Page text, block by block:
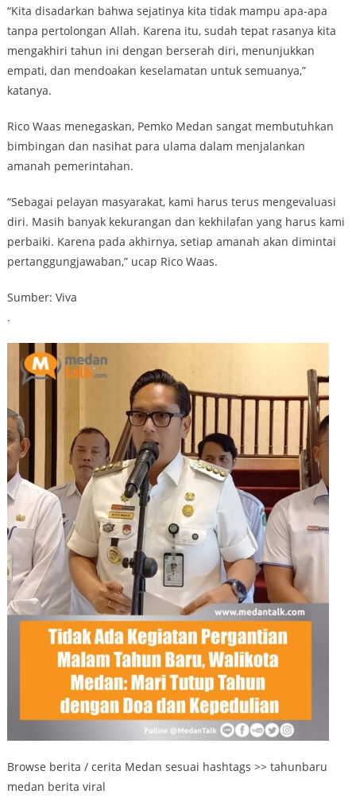
“Kita disadarkan bahwa sejatinya kita tidak mampu apa-apa
tanpa pertolongan Allah. Karena itu, sudah tepat rasanya kita
mengakhiri tahun ini dengan berserah diri, menunjukkan
empati, dan mendoakan keselamatan untuk semuanya,”
katanya.
Rico Waas menegaskan, Pemko Medan sangat membutuhkan
bimbingan dan nasihat para ulama dalam menjalankan
amanah pemerintahan.
“Sebagai pelayan masyarakat, kami harus terus mengevaluasi
diri. Masih banyak kekurangan dan kekhilafan yang harus kami
perbaiki. Karena pada akhirnya, setiap amanah akan dimintai
pertanggungjawaban,” ucap Rico Waas.
Sumber: Viva
.
Browse berita / cerita Medan sesuai hashtags >> tahunbaru
medan berita viral